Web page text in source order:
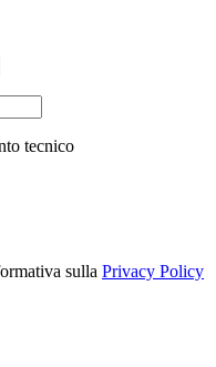
tecnico
sulla Privacy Policy